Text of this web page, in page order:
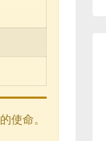
使命。